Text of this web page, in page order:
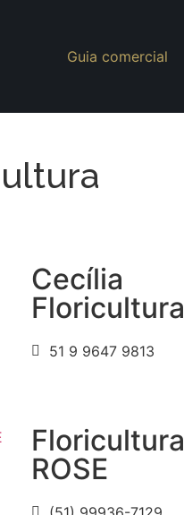
Guia comercial
Cecília
Floricultura
51 9 9647 9813
Floricultura
ROSE